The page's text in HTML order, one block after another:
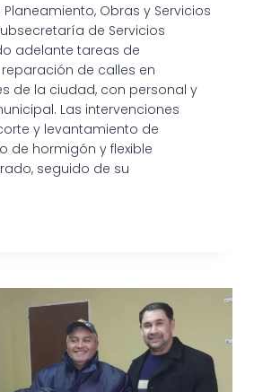
Obras y Servicios
de Servicios
adelante tareas de
de calles en
de la ciudad, con personal y
Las intervenciones
y levantamiento de
de hormigón y flexible
seguido de su